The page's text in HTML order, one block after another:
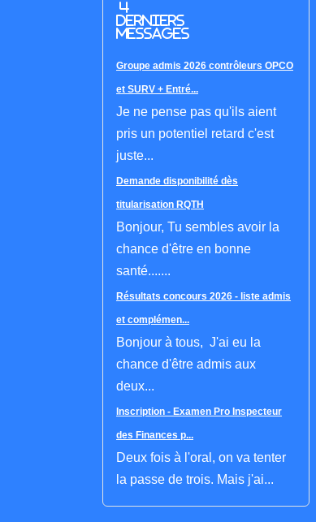
4
derniers
messages
Groupe admis 2026 contrôleurs OPCO
et SURV + Entré...
Je ne pense pas qu'ils aient
pris un potentiel retard c'est
juste...
Demande disponibilité dès
titularisation RQTH
Bonjour, Tu sembles avoir la
chance d'être en bonne
santé.......
Résultats concours 2026 - liste admis
et complémen...
Bonjour à tous, J'ai eu la
chance d'être admis aux
deux...
Inscription - Examen Pro Inspecteur
des Finances p...
Deux fois à l'oral, on va tenter
la passe de trois. Mais j'ai...